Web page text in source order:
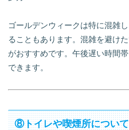
ゴールデンウィークは特に混雑
ることもあります。混雑を避け
がおすすめです。午後遅い時間
できます。
⑧トイレや喫煙所について